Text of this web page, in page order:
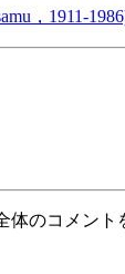
，1911-
体のコメント